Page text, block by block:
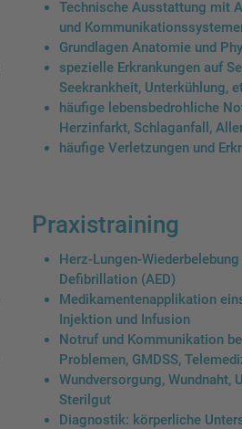
Technische Ausstattung mit
und
Grundlagen Anatomie und
spezielle Erkrankungen auf
Seekrankheit, Unterkühlung,
häufige lebensbedrohliche
Herzinfarkt, Schlaganfall,
häufige Verletzungen und
Praxistraining
Herz-Lungen-
Defibrillation (AED)
Medikamentenapplikation
Injektion und Infusion
Notruf und Kommunikation
Problemen, GMDSS,
Wundversorgung, Wundnaht,
Sterilgut
Diagnostik: körperliche